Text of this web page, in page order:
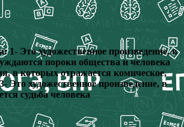
1- Это художественное произведение, в
пороки общества и человека
в которых отражается комическое,
Это художественное произведение, в
судьба человека